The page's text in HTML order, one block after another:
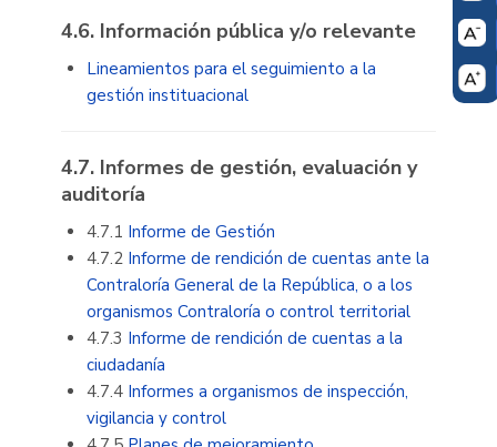
4.6. Información pública y/o relevante
Lineamientos para el seguimiento a la
gestión instituacional
4.7. Informes de gestión, evaluación y
auditoría
4.7.1 Informe de Gestión
4.7.2 Informe de rendición de cuentas ante la
Contraloría General de la República, o a los
organismos Contraloría o control territorial
4.7.3 Informe de rendición de cuentas a la
ciudadanía
4.7.4Informes a organismos de inspección,
vigilancia y control